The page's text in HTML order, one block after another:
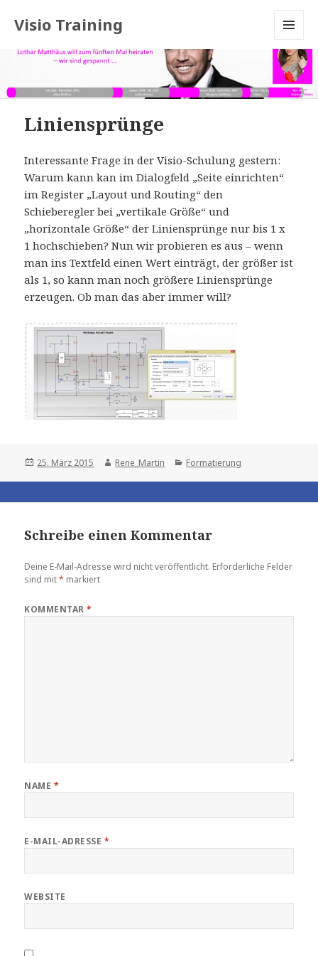
Visio Training
AND
WIDGETS
Liniensprünge
Interessante Frage in der Visio-Schulung gestern:
Warum kann kan im Dialogfeld „Seite einrichten“
im Register „Layout und Routing“ den
Schieberegler bei „vertikale Größe“ und
„horizontale Größe“ der Liniensprünge nur bis 1 x
1 hochschieben? Nun wir probieren es aus – wenn
man ins Textfeld einen Wert einträgt, der größer ist
als 1, so kann man noch größere Liniensprünge
erzeugen. Ob man das aber immer will?
Posted
25. März 2015 Author
Rene_Martin Categories
Formatierung
Schreibe einen Kommentar
Deine E-Mail-Adresse wird nicht veröffentlicht. Erforderliche Felder
sind mit* markiert
KOMMENTAR*
NAME *
E-MAIL-ADRESSE *
WEBSITE